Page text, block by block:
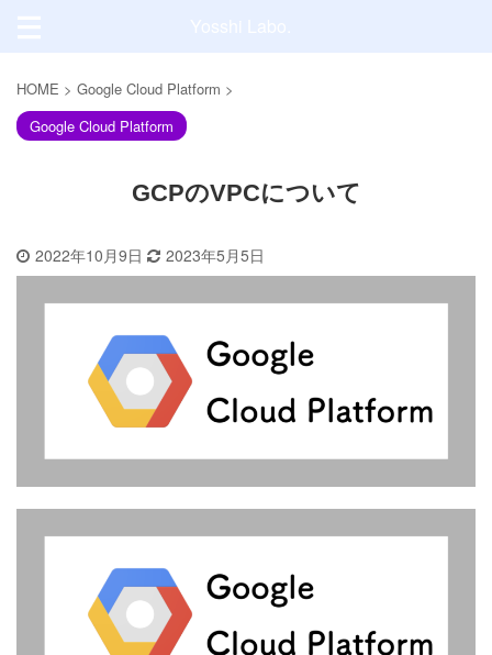
HOME > Google Cloud Platform >
Google Cloud Platform
GCPのVPCについて
2022年10月9日 2023年5月5日